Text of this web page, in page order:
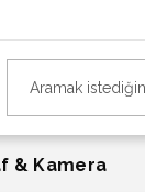
& Kamera